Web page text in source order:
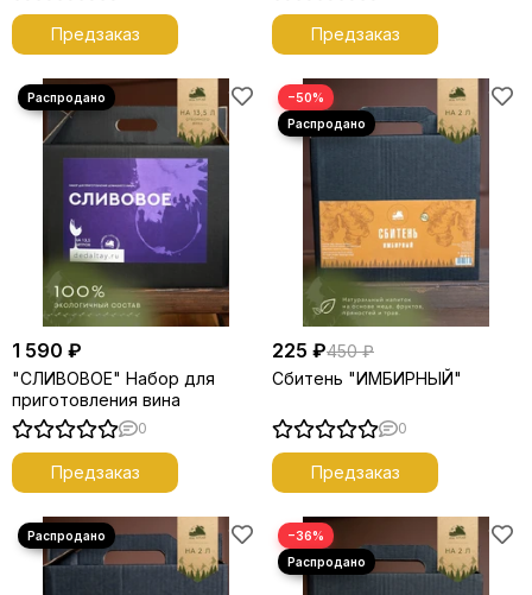
Предзаказ Предзаказ
1 590 ₽
"СЛИВОВОЕ" Набор для
приготовления вина
0
Предзаказ
−50%
225 ₽450 ₽
Сбитень "ИМБИРНЫЙ"
0
Предзаказ
−36%